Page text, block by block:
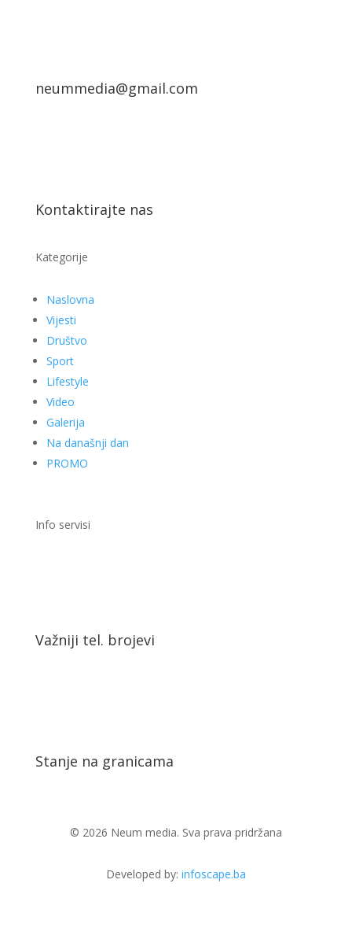
neummedia@gmail.com
Kontaktirajte nas
Kategorije
Naslovna
Vijesti
Društvo
Sport
Lifestyle
Video
Galerija
Na današnji dan
PROMO
Info servisi
Važniji tel. brojevi
Stanje na granicama
© 2026 Neum media. Sva prava pridržana
Developed by: infoscape.ba